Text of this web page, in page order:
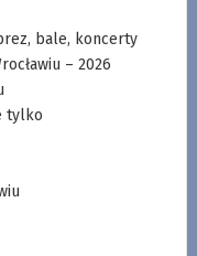
bale, koncerty
– 2026
tylko